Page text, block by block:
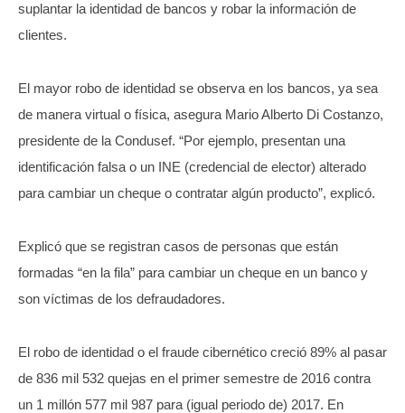
suplantar la identidad de bancos y robar la información de
clientes.
El mayor robo de identidad se observa en los bancos, ya sea
de manera virtual o física, asegura Mario Alberto Di Costanzo,
presidente de la Condusef. “Por ejemplo, presentan una
identificación falsa o un INE (credencial de elector) alterado
para cambiar un cheque o contratar algún producto”, explicó.
Explicó que se registran casos de personas que están
formadas “en la fila” para cambiar un cheque en un banco y
son víctimas de los defraudadores.
El robo de identidad o el fraude cibernético creció 89% al pasar
de 836 mil 532 quejas en el primer semestre de 2016 contra
un 1 millón 577 mil 987 para (igual periodo de) 2017. En